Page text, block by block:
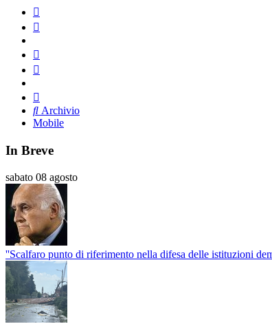
Archivio
Mobile
In Breve
sabato 08 agosto
''Scalfaro punto di riferimento nella difesa delle istituzioni